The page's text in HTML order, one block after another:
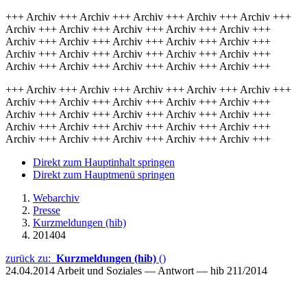
+++ Archiv +++ Archiv +++ Archiv +++ Archiv +++ Archiv +++
Archiv +++ Archiv +++ Archiv +++ Archiv +++ Archiv +++
Archiv +++ Archiv +++ Archiv +++ Archiv +++ Archiv +++
Archiv +++ Archiv +++ Archiv +++ Archiv +++ Archiv +++
Archiv +++ Archiv +++ Archiv +++ Archiv +++ Archiv +++
+++ Archiv +++ Archiv +++ Archiv +++ Archiv +++ Archiv +++
Archiv +++ Archiv +++ Archiv +++ Archiv +++ Archiv +++
Archiv +++ Archiv +++ Archiv +++ Archiv +++ Archiv +++
Archiv +++ Archiv +++ Archiv +++ Archiv +++ Archiv +++
Archiv +++ Archiv +++ Archiv +++ Archiv +++ Archiv +++
Direkt zum Hauptinhalt springen
Direkt zum Hauptmenü springen
Webarchiv
Presse
Kurzmeldungen (hib)
201404
zurück zu: Kurzmeldungen (hib) ()
24.04.2014 Arbeit und Soziales — Antwort — hib 211/2014